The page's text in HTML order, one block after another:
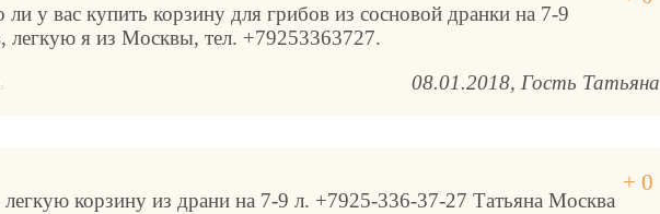
у вас купить корзину для грибов из сосновой дранки на 7-9
легкую я из Москвы, тел. +79253363727.
08.01.2018 Гость Татьяна
корзину из драни на 7-9 л. +7925-336-37-27 Татьяна Москва